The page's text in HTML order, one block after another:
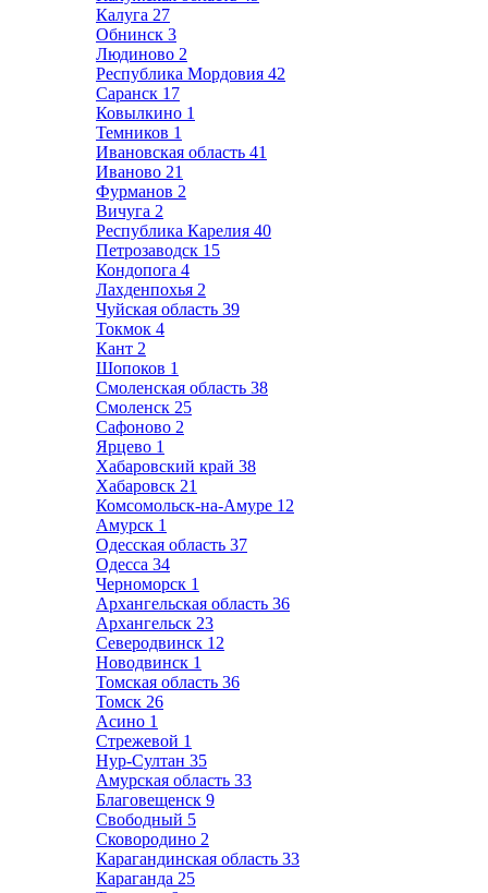
Калуга 27
Обнинск 3
Людиново 2
Республика Мордовия 42
Саранск 17
Ковылкино 1
Темников 1
Ивановская область 41
Иваново 21
Фурманов 2
Вичуга 2
Республика Карелия 40
Петрозаводск 15
Кондопога 4
Лахденпохья 2
Чуйская область 39
Токмок 4
Кант 2
Шопоков 1
Смоленская область 38
Смоленск 25
Сафоново 2
Ярцево 1
Хабаровский край 38
Хабаровск 21
Комсомольск-на-Амуре 12
Амурск 1
Одесская область 37
Одесса 34
Черноморск 1
Архангельская область 36
Архангельск 23
Северодвинск 12
Новодвинск 1
Томская область 36
Томск 26
Асино 1
Стрежевой 1
Нур-Султан 35
Амурская область 33
Благовещенск 9
Свободный 5
Сковородино 2
Карагандинская область 33
Караганда 25